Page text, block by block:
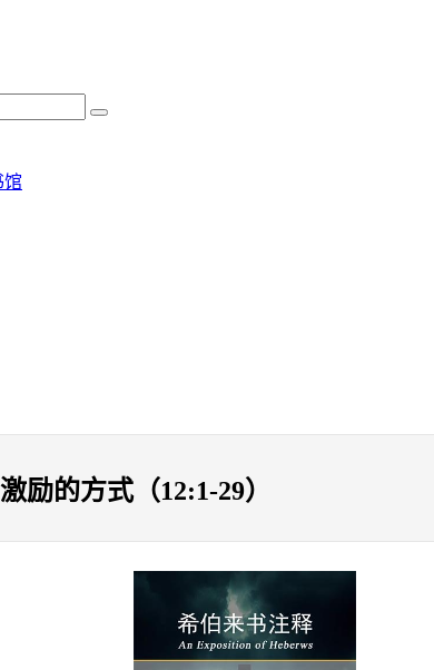
馆
励的方式（12:1-29）